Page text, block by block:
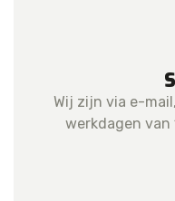
Wij zijn via e-
werkdagen van